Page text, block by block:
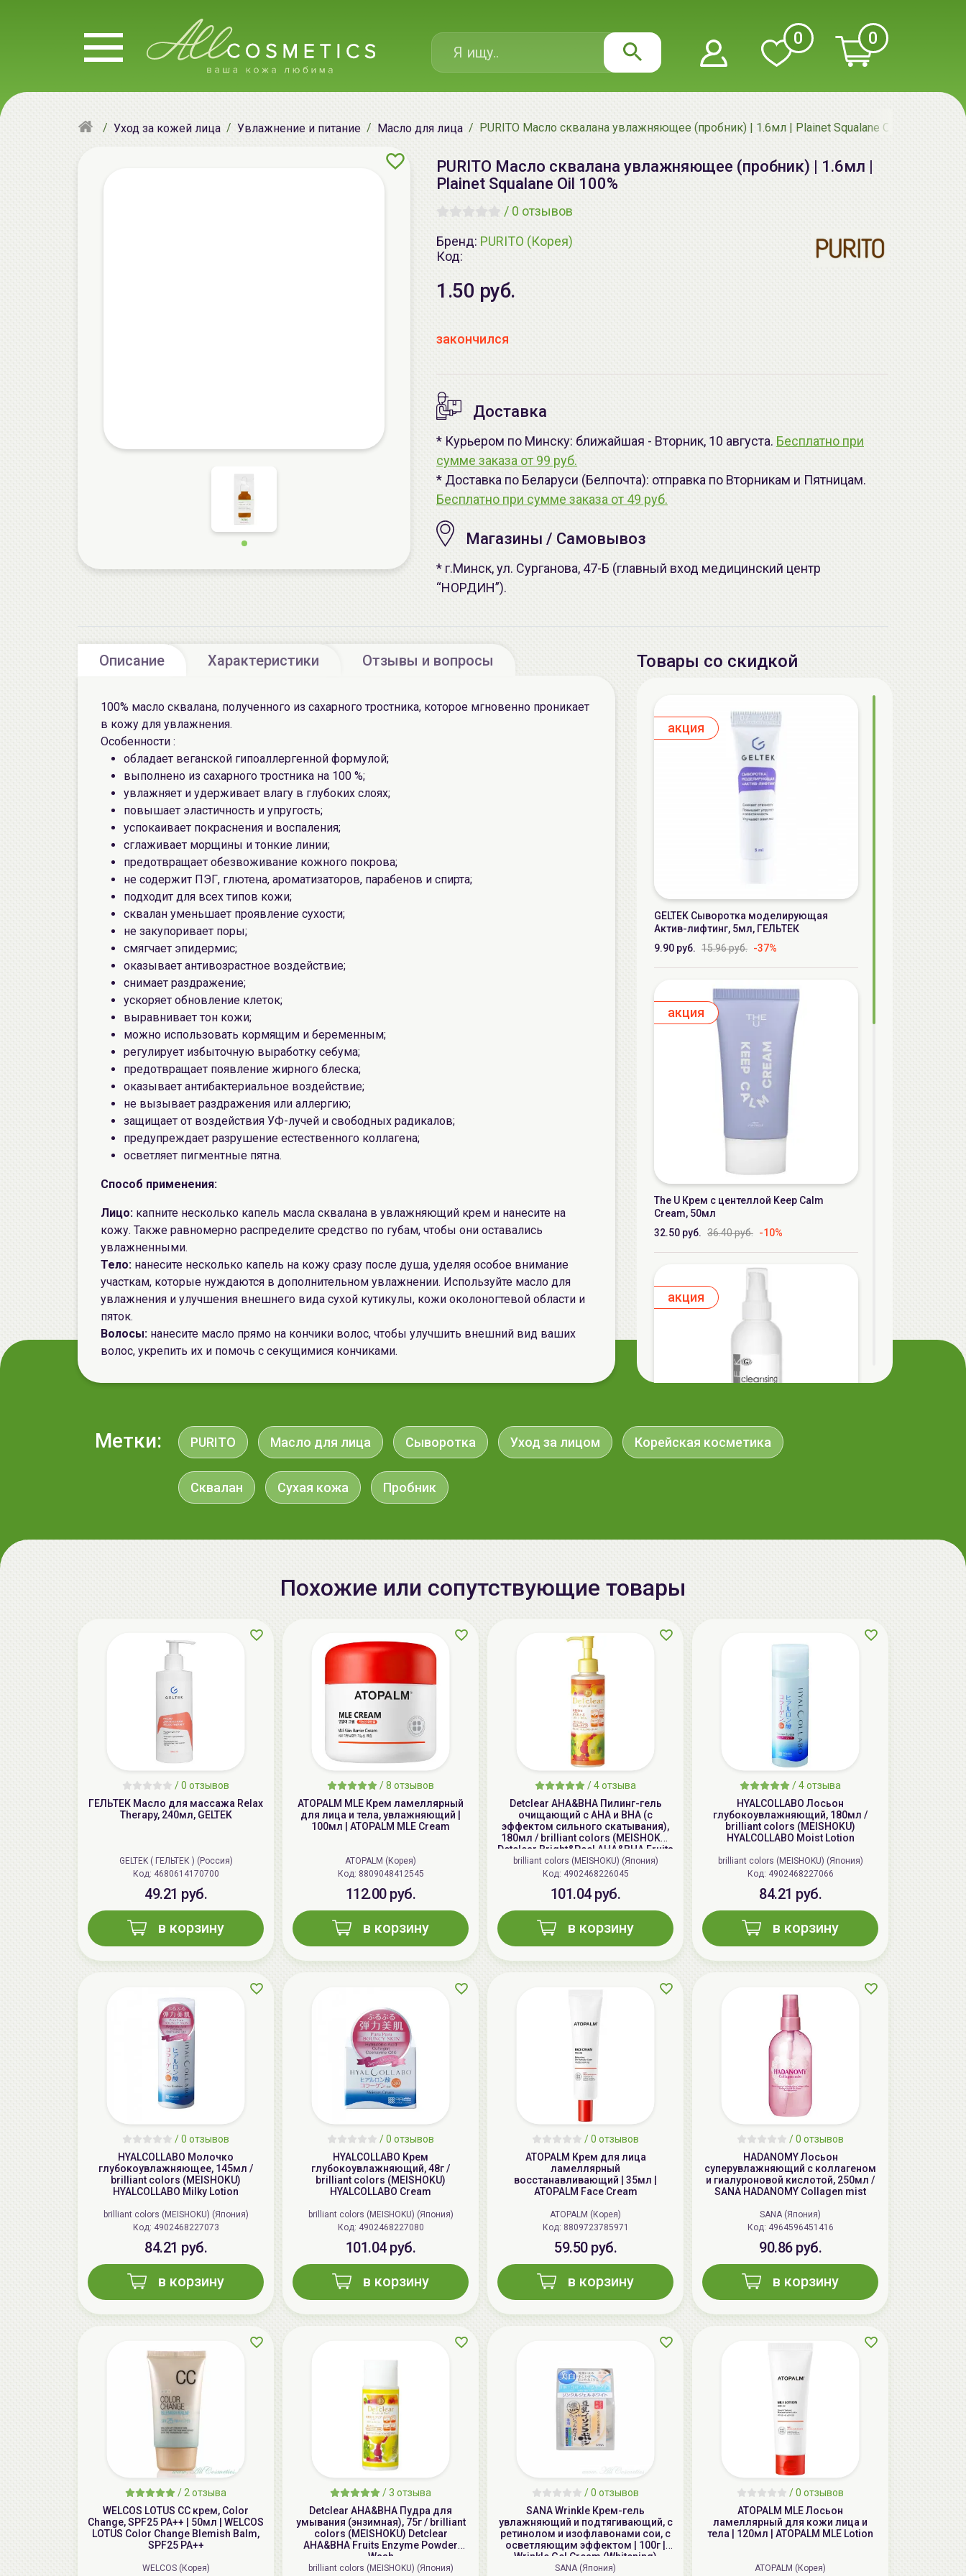
0 0
Уход за кожей лица Увлажнение и питание Масло для лица PURITO Масло сквалана увлажняющее (пробник) | 1.6мл | Plainet Squalane Oil 100%
PURITO Масло сквалана увлажняющее (пробник) | 1.6мл |
Plainet Squalane Oil 100%
/ 0 отзывов
Бренд: PURITO (Корея)
Код:
1.50 руб.
закончился
Доставка
* Курьером по Минску: ближайшая - Вторник, 10 августа. Бесплатно при
сумме заказа от 99 руб.
* Доставка по Беларуси (Белпочта): отправка по Вторникам и Пятницам.
Бесплатно при сумме заказа от 49 руб.
Магазины / Самовывоз
* г.Минск, ул. Сурганова, 47-Б (главный вход медицинский центр
“НОРДИН”).
Описание Характеристики Отзывы и вопросы
100% масло сквалана, полученного из сахарного тростника, которое мгновенно проникает
в кожу для увлажнения.
Особенности :
обладает веганской гипоаллергенной формулой;
выполнено из сахарного тростника на 100 %;
увлажняет и удерживает влагу в глубоких слоях;
повышает эластичность и упругость;
успокаивает покраснения и воспаления;
сглаживает морщины и тонкие линии;
предотвращает обезвоживание кожного покрова;
не содержит ПЭГ, глютена, ароматизаторов, парабенов и спирта;
подходит для всех типов кожи;
сквалан уменьшает проявление сухости;
не закупоривает поры;
смягчает эпидермис;
оказывает антивозрастное воздействие;
снимает раздражение;
ускоряет обновление клеток;
выравнивает тон кожи;
можно использовать кормящим и беременным;
регулирует избыточную выработку себума;
предотвращает появление жирного блеска;
оказывает антибактериальное воздействие;
не вызывает раздражения или аллергию;
защищает от воздействия УФ-лучей и свободных радикалов;
предупреждает разрушение естественного коллагена;
осветляет пигментные пятна.
Способ применения:
Лицо: капните несколько капель масла сквалана в увлажняющий крем и нанесите на
кожу. Также равномерно распределите средство по губам, чтобы они оставались
увлажненными.
Тело: нанесите несколько капель на кожу сразу после душа, уделяя особое внимание
участкам, которые нуждаются в дополнительном увлажнении. Используйте масло для
увлажнения и улучшения внешнего вида сухой кутикулы, кожи околоногтевой области и
пяток.
Волосы: нанесите масло прямо на кончики волос, чтобы улучшить внешний вид ваших
волос, укрепить их и помочь с секущимися кончиками.
Товары со скидкой
aкция
GELTEK Сыворотка моделирующая
Актив-лифтинг, 5мл, ГЕЛЬТЕК
9.90 руб. 15.96 руб. -37%
aкция
The U Крем с центеллой Keep Calm
Cream, 50мл
32.50 руб. 36.40 руб. -10%
aкция
aкция
AiliCode Бальзам для волос
увлажняющий, 250мл
19.99 руб.
27.38 руб. -26%
AiliCode Восстанавливающий крем-
-50%
Метки: PURITO Маcло для лица Сыворотка Уход за лицом Корейская косметика
Сквалан Сухая кожа Пробник
Похожие или сопутствующие товары
/0 отзывов
ГЕЛЬТЕК Масло для массажа Relax
Therapy, 240мл, GELTEK
GELTEK ( ГЕЛЬТЕК ) (Россия)
Код: 4680614170700
49.21 руб.
в корзину
/8 отзывов
ATOPALM MLE Крем ламеллярный
для лица и тела, увлажняющий |
100мл | ATOPALM MLE Cream
ATOPALM (Корея)
Код: 8809048412545
112.00 руб.
в корзину
/4 отзыва
Detclear AHA&BHA Пилинг-гель
очищающий с AHA и BHA (с
эффектом сильного скатывания),
180мл / brilliant colors (MEISHOKU)
Detclear Bright&Peel AHA&BHA Fruits
Peeling Jelly
brilliant colors (MEISHOKU) (Япония)
Код: 4902468226045
101.04 руб.
в корзину
/4 отзыва
HYALCOLLABO Лосьон
глубокоувлажняющий, 180мл /
brilliant colors (MEISHOKU)
HYALCOLLABO Moist Lotion
brilliant colors (MEISHOKU) (Япония)
Код: 4902468227066
84.21 руб.
в корзину
/0 отзывов
HYALCOLLABO Молочко
глубокоувлажняющее, 145мл /
brilliant colors (MEISHOKU)
HYALCOLLABO Milky Lotion
brilliant colors (MEISHOKU) (Япония)
Код: 4902468227073
84.21 руб.
в корзину
/0 отзывов
HYALCOLLABO Крем
глубокоувлажняющий, 48г /
brilliant colors (MEISHOKU)
HYALCOLLABO Cream
brilliant colors (MEISHOKU) (Япония)
Код: 4902468227080
101.04 руб.
в корзину
/0 отзывов
ATOPALM Крем для лица
ламеллярный
восстанавливающий | 35мл |
ATOPALM Face Cream
ATOPALM (Корея)
Код: 8809723785971
59.50 руб.
в корзину
/0 отзывов
HADANOMY Лосьон
суперувлажняющий с коллагеном
и гиалуроновой кислотой, 250мл /
SANA HADANOMY Collagen mist
SANA (Япония)
Код: 4964596451416
90.86 руб.
в корзину
/2 отзыва
WELCOS LOTUS СС крем, Color
Change, SPF25 PA++ | 50мл | WELCOS
LOTUS Color Change Blemish Balm,
SPF25 PA++
WELCOS (Корея)
/3 отзыва
Detclear AHA&BHA Пудра для
умывания (энзимная), 75г / brilliant
colors (MEISHOKU) Detclear
AHA&BHA Fruits Enzyme Powder
Wash
brilliant colors (MEISHOKU) (Япония)
/0 отзывов
SANA Wrinkle Крем-гель
увлажняющий и подтягивающий, с
ретинолом и изофлавонами сои, с
осветляющим эффектом | 100г |
Wrinkle Gel Cream (Whitening)
SANA (Япония)
/0 отзывов
ATOPALM MLE Лосьон
ламеллярный для кожи лица и
тела | 120мл | ATOPALM MLE Lotion
ATOPALM (Корея)